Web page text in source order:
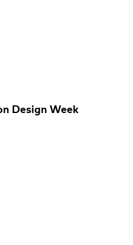
Design Week